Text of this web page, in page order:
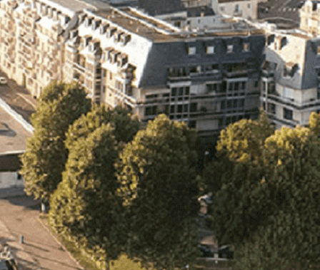
Exporter les lignes sélectionnées
Exporter toutes les colonnes
Exporter uniquement les colonnes affichées
Menu
<
>
- 🎁 Caen on aime, on partage
- 🎉 Les événements AVF
- Activités et Loisirs
Ajoutez un logo, un bouton, des réseaux sociaux
Cliquez pour éditer